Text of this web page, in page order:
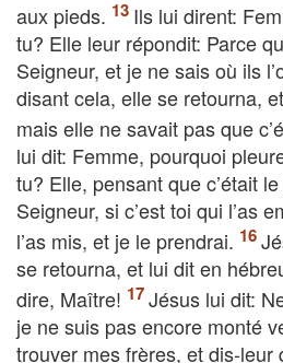
aux pieds.
Ils lui dirent:
tu? Elle leur répondit: Parce
Seigneur, et je ne sais où ils
disant cela, elle se retourna,
mais elle ne savait pas que
lui dit: Femme, pourquoi
tu? Elle, pensant que c’était
Seigneur, si c’est toi qui l’as
l’as mis, et je le prendrai.
se retourna, et lui dit en
dire, Maître!
Jésus lui dit:
je ne suis pas encore monté
trouver mes frères, et dis-leur